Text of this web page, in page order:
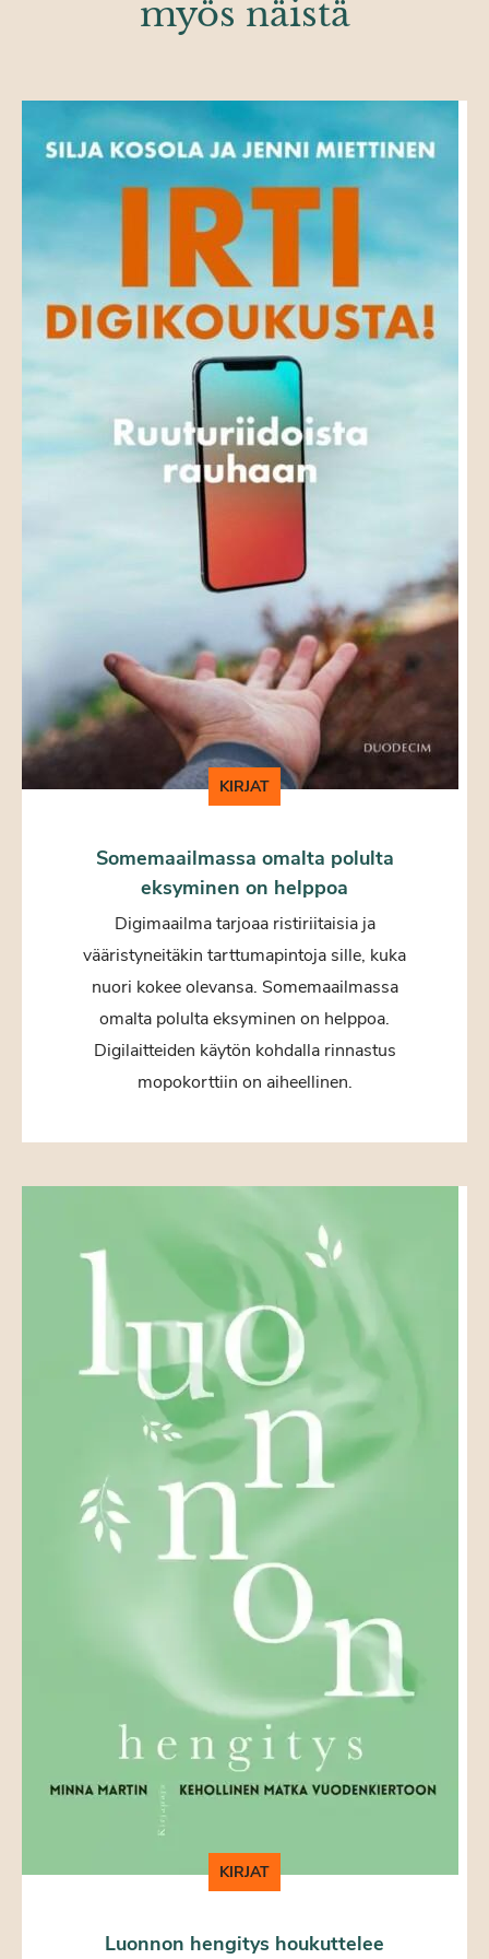
myös näistä
KIRJAT
Somemaailmassa omalta polulta
eksyminen on helppoa
Digimaailma tarjoaa ristiriitaisia ja
vääristyneitäkin tarttumapintoja sille, kuka
nuori kokee olevansa. Somemaailmassa
omalta polulta eksyminen on helppoa.
Digilaitteiden käytön kohdalla rinnastus
mopokorttiin on aiheellinen.
KIRJAT
Luonnon hengitys houkuttelee